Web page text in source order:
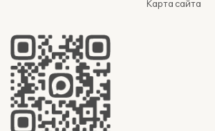
Карта сайта